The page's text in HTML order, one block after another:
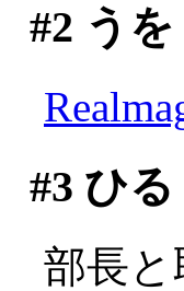
#2 うを
#3 ひる
部長